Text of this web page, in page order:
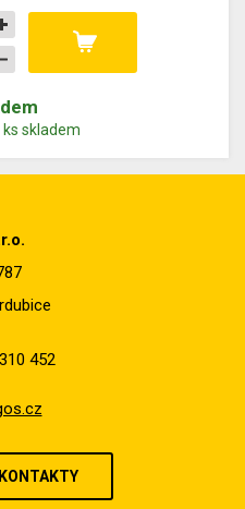
ks skladem
452